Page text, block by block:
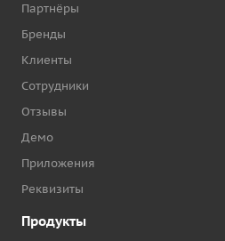
Партнёры
Бренды
Клиенты
Сотрудники
Отзывы
Демо
Приложения
Реквизиты
Продукты